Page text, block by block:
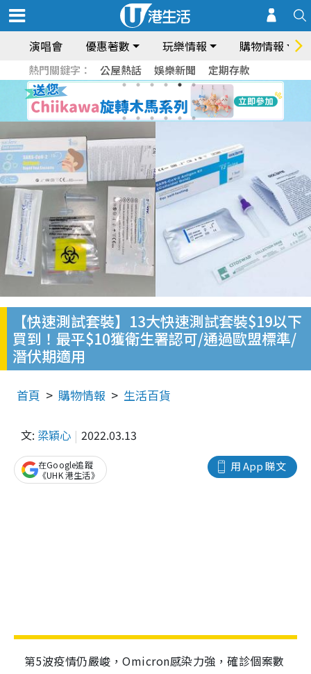
演唱會 優惠著數 玩樂情報 購物情報
熱門關鍵字： 公屋熱話 娛樂新聞 定期存款
【快速測試套裝】13大快速測試套裝$19以下
買到！最平$10獲衛生署認可/通過歐盟標準/
潛伏期適用
首頁 購物情報 生活百貨
文: 梁穎心 2022.03.13
用 App 睇文
在Google追蹤
《UHK 港生活》
第5波疫情仍嚴峻，Omicron感染力強，確診個案數